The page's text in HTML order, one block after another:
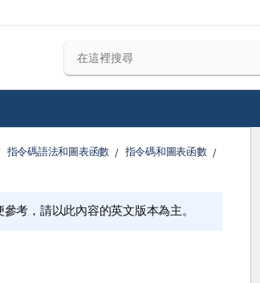
指令碼語法和圖表函數
指令碼和圖表函數
考，請以此內容的英文版本為主。